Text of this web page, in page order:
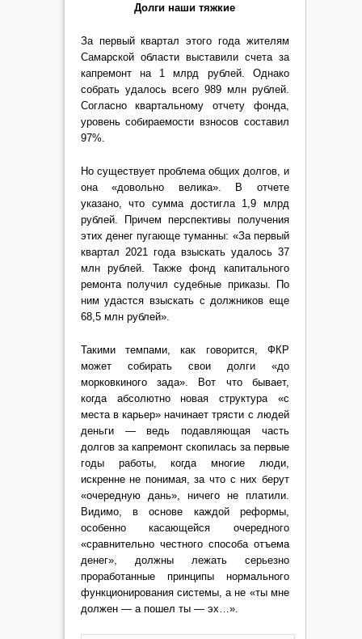
Долги наши тяжкие
За первый квартал этого года жителям
Самарской области выставили счета за
капремонт на 1 млрд рублей. Однако
собрать удалось всего 989 млн рублей.
Согласно квартальному отчету фонда,
уровень собираемости взносов составил
97%.
Но существует проблема общих долгов, и
она «довольно велика». В отчете
указано, что сумма достигла 1,9 млрд
рублей. Причем перспективы получения
этих денег пугающе туманны: «За первый
квартал 2021 года взыскать удалось 37
млн рублей. Также фонд капитального
ремонта получил судебные приказы. По
ним удастся взыскать с должников еще
68,5 млн рублей».
Такими темпами, как говорится, ФКР
может собирать свои долги «до
морковкиного зада». Вот что бывает,
когда абсолютно новая структура «с
места в карьер» начинает трясти с людей
деньги — ведь подавляющая часть
долгов за капремонт скопилась за первые
годы работы, когда многие люди,
искренне не понимая, за что с них берут
«очередную дань», ничего не платили.
Видимо, в основе каждой реформы,
особенно касающейся очередного
«сравнительно честного способа отъема
денег», должны лежать серьезно
проработанные принципы нормального
функционирования системы, а не «ты мне
должен — а пошел ты — эх…».